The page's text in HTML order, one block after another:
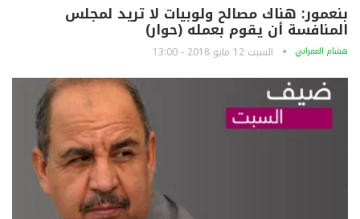
بنعمور: هناك مصالح ولوبيات لا تريد لمجلس
المنافسة أن يقوم بعمله (حوار)
هشام العمراني السبت 12 مايو 2018 - 13:00